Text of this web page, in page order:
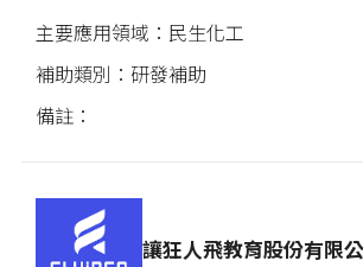
民生化工
研發補助
讓狂人飛教育股份有限